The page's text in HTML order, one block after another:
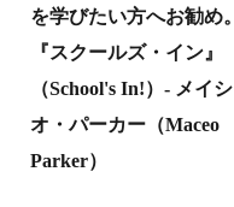
を学びたい方へお勧め。
『スクールズ・イン』
（School's In!）- メイシ
オ・パーカー（Maceo
Parker）